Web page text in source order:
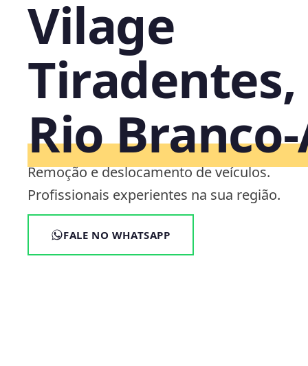
Vilage
Tiradentes,
Rio
Remoção e deslocamento de veículos.
Profissionais experientes na sua região.
FALE NO WHATSAPP